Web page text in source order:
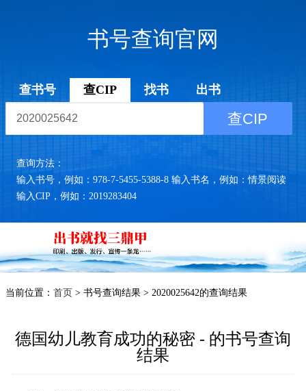
书号查询官网
查书号 查CIP 找书 出书
查CIP
查询方法：
输入书号，例如：978-7-5455-5388-8 输入书名，例如：情景阅读
输入CIP，例如：2019283404
当前位置： 首页 > 书号查询结果 > 2020025642的查询结果
德国幼儿教育成功的秘密 - 的书号查询
结果